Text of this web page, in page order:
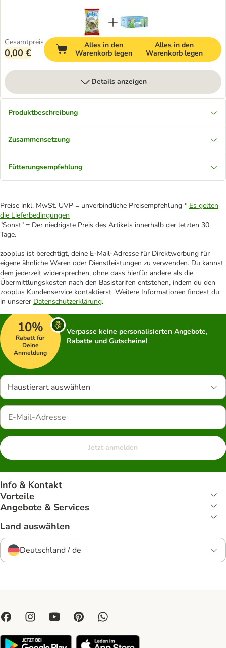
Gesamtpreis
0,00 €
Alles in den
Warenkorb legen
Alles in den
Warenkorb legen
Details anzeigen
Produktbeschreibung
Zusammensetzung
Fütterungsempfehlung
Preise inkl. MwSt. UVP = unverbindliche Preisempfehlung * Es gelten
die Lieferbedingungen
"Sonst" = Der niedrigste Preis des Artikels innerhalb der letzten 30
Tage.
zooplus ist berechtigt, deine E-Mail-Adresse für Direktwerbung für
eigene ähnliche Waren oder Dienstleistungen zu verwenden. Du kannst
dem jederzeit widersprechen, ohne dass hierfür andere als die
Übermittlungskosten nach den Basistarifen entstehen, indem du den
zooplus Kundenservice kontaktierst. Weitere Informationen findest du
in unserer Datenschutzerklärung.
10%
Rabatt für
Deine
Anmeldung
Verpasse keine personalisierten Angebote,
Rabatte und Gutscheine!
Haustierart auswählen
Jetzt anmelden
Info & Kontakt
Vorteile
Angebote & Services
Land auswählen
Deutschland / de